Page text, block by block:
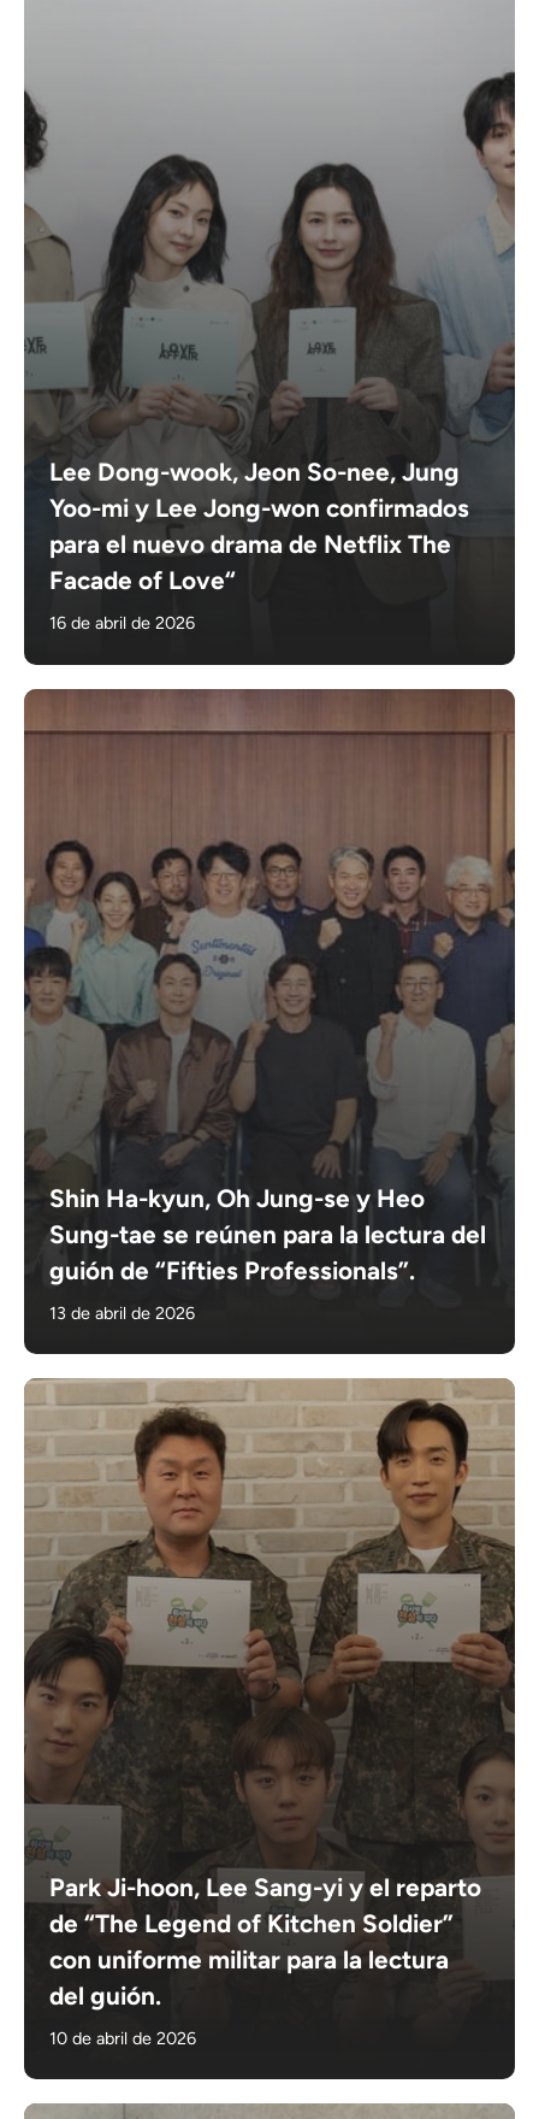
Lee Dong-wook, Jeon So-nee, Jung
Yoo-mi y Lee Jong-won confirmados
para el nuevo drama de Netflix The
Facade of Love“
16 de abril de 2026
Shin Ha-kyun, Oh Jung-se y Heo
Sung-tae se reúnen para la lectura del
guión de “Fifties Professionals”.
13 de abril de 2026
Park Ji-hoon, Lee Sang-yi y el reparto
de “The Legend of Kitchen Soldier”
con uniforme militar para la lectura
del guión.
10 de abril de 2026